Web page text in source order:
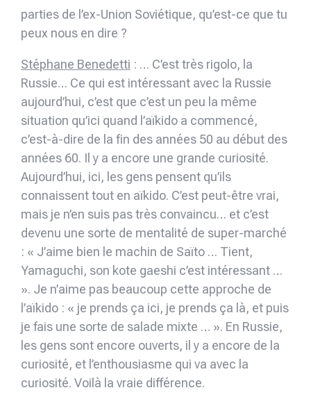
parties de l’ex-Union Soviétique, qu’est-ce que tu
peux nous en dire ?
Stéphane Benedetti : … C’est très rigolo, la
Russie… Ce qui est intéressant avec la Russie
aujourd’hui, c’est que c’est un peu la même
situation qu’ici quand l’aïkido a commencé,
c’est-à-dire de la fin des années 50 au début des
années 60. Il y a encore une grande curiosité.
Aujourd’hui, ici, les gens pensent qu’ils
connaissent tout en aïkido. C’est peut-être vrai,
mais je n’en suis pas très convaincu… et c’est
devenu une sorte de mentalité de super-marché
: « J’aime bien le machin de Saïto … Tient,
Yamaguchi, son kote gaeshi c’est intéressant …
». Je n’aime pas beaucoup cette approche de
l’aïkido : « je prends ça ici, je prends ça là, et puis
je fais une sorte de salade mixte … ». En Russie,
les gens sont encore ouverts, il y a encore de la
curiosité, et l’enthousiasme qui va avec la
curiosité. Voilà la vraie différence.